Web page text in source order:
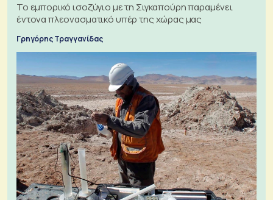
Το εμπορικό ισοζύγιο με τη Σιγκαπούρη παραμένει
έντονα πλεονασματικό υπέρ της χώρας μας
Γρηγόρης Τραγγανίδας